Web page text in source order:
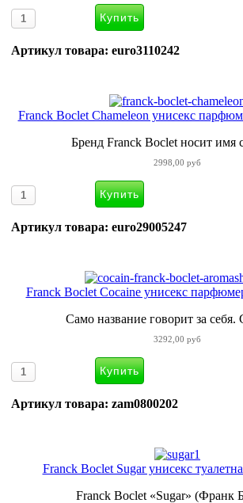
Артикул товара: euro3110242
Franck Boclet Chameleon унисекс
Бренд Franck Boclet носит имя
2998,00 руб
Артикул товара: euro29005247
Franck Boclet Cocaine унисекс
Само название говорит за себя.
3292,00 руб
Артикул товара: zam0800202
Franck Boclet Sugar унисекс
Franck Boclet «Sugar» (Франк